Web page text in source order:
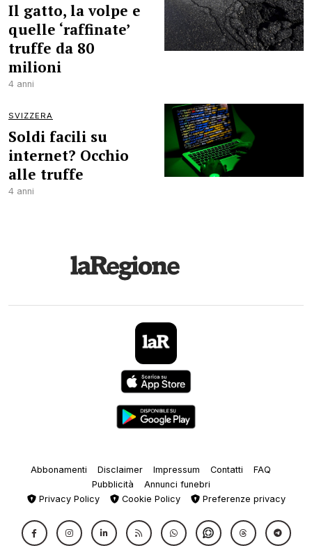
Il gatto, la volpe e
quelle ‘raffinate’
truffe da 80
milioni
4 anni
SVIZZERA
Soldi facili su
internet? Occhio
alle truffe
4 anni
Abbonamenti Disclaimer Impressum Contatti
FAQ
Pubblicità
Annunci funebri
Privacy Policy
Cookie Policy Preferenze privacy